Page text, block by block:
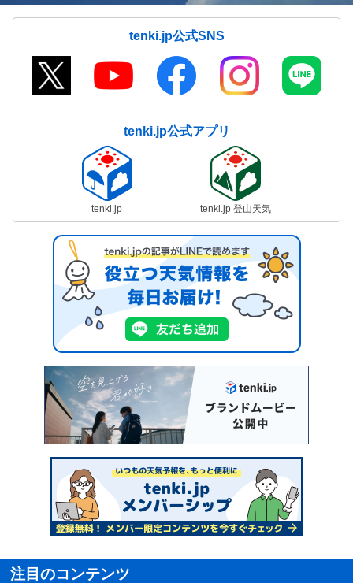
tenki.jp公式SNS
tenki.jp公式アプリ
tenki.jp tenki.jp 登山天気
注目のコンテンツ